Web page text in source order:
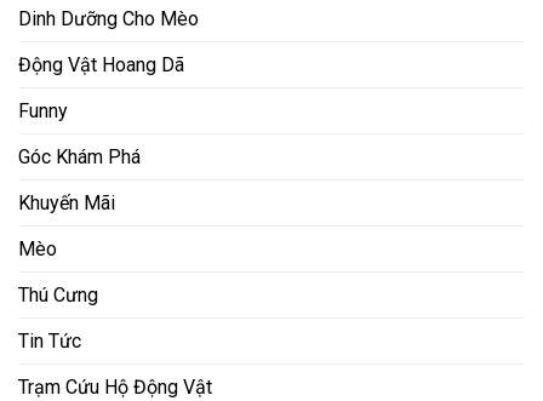
Dinh Dưỡng Cho Mèo
Động Vật Hoang Dã
Funny
Góc Khám Phá
Khuyến Mãi
Mèo
Thú Cưng
Tin Tức
Trạm Cứu Hộ Động Vật